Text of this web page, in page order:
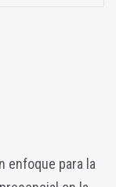
enfoque para la